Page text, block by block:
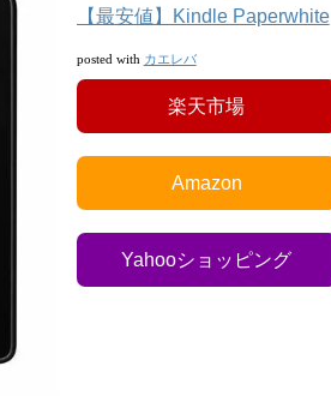
【最安値】Kindle Paperwhite
posted with カエレバ
楽天市場
Amazon
Yahooショッピング